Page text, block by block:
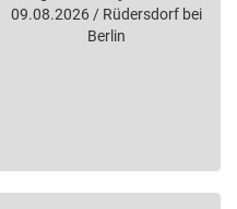
09.08.2026 / Rüdersdorf bei
Berlin